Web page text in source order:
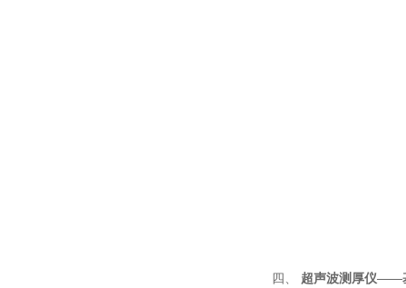
四、 超声波测厚仪——